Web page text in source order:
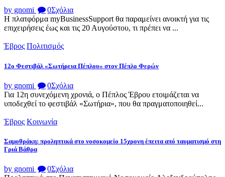
by gnomi 0Σχόλια
Η πλατφόρμα myBusinessSupport θα παραμείνει ανοικτή για τις
επιχειρήσεις έως και τις 20 Αυγούστου, τι πρέπει να ...
Έβρος Πολιτισμός
12ο Φεστιβάλ «Σωτήρεια Πέπλου» στον Πέπλο Φερών
by gnomi 0Σχόλια
Για 12η συνεχόμενη χρονιά, ο Πέπλος Έβρου ετοιμάζεται να
υποδεχθεί το φεστιβάλ «Σωτήρια», που θα πραγματοποιηθεί...
Έβρος Κοινωνία
Σαμοθράκη: προληπτικά στο νοσοκομείο 15χρονη έπειτα από ταυματισμό στη
Γριά Βάθρα
by gnomi 0Σχόλια